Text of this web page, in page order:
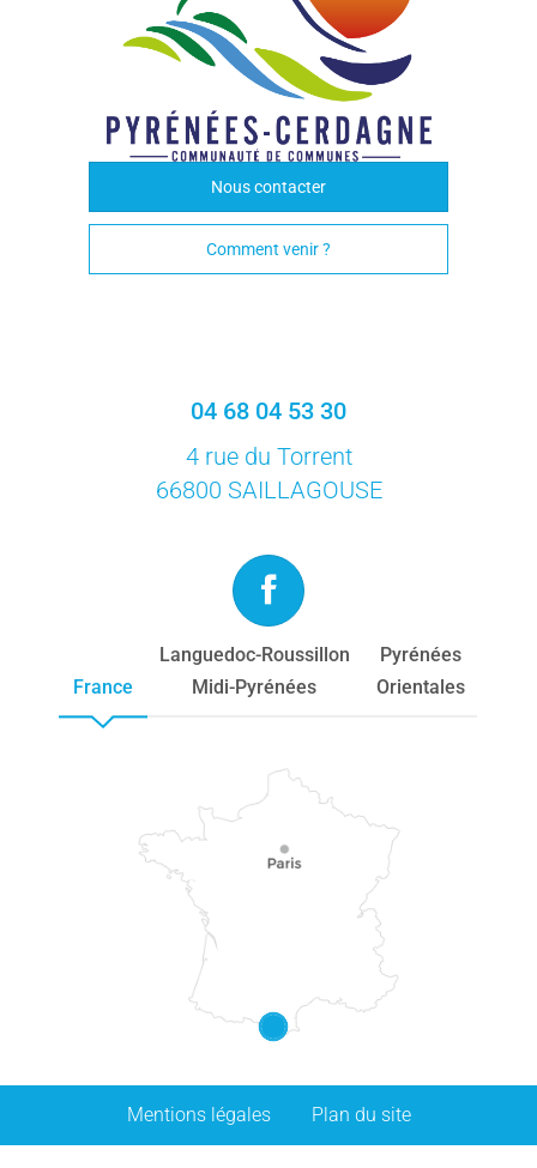
Nous contacter
Comment venir ?
04 68 04 53 30
4 rue du Torrent
66800 SAILLAGOUSE
France
Languedoc-Roussillon
Midi-Pyrénées
Pyrénées
Orientales
Mentions légales Plan du site